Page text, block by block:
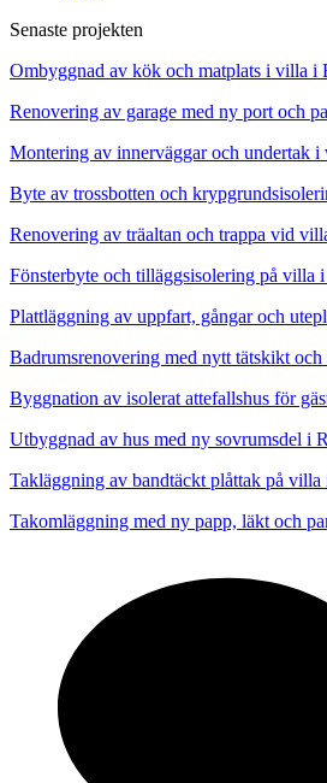
Senaste projekten
Ombyggnad av kök och matplats i villa i
Renovering av garage med ny port och
Montering av innerväggar och undertak
Byte av trossbotten och
Renovering av träaltan och trappa vid
Fönsterbyte och tilläggsisolering på villa
Plattläggning av uppfart, gångar och
Badrumsrenovering med nytt tätskikt
Byggnation av isolerat attefallshus för
Utbyggnad av hus med ny sovrumsdel i
Takläggning av bandtäckt plåttak på
Takomläggning med ny papp, läkt och